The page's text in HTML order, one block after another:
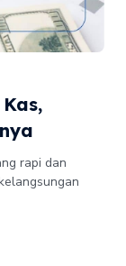
rapi dan